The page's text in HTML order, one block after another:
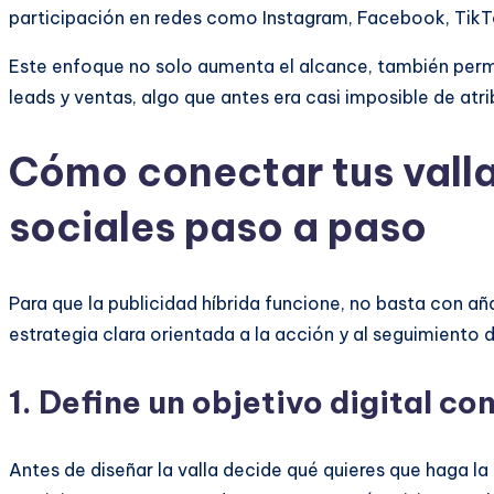
participación en redes como Instagram, Facebook,
Este enfoque no solo aumenta el alcance, también
leads y ventas, algo que antes era casi imposible de
Cómo conectar tus
sociales paso a paso
Para que la publicidad híbrida funcione, no basta con
estrategia clara orientada a la acción y al seguimiento
1. Define un objetivo digital
Antes de diseñar la valla decide qué quieres que haga